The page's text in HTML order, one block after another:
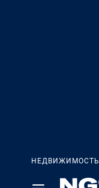
НЕДВИЖИМОСТЬ